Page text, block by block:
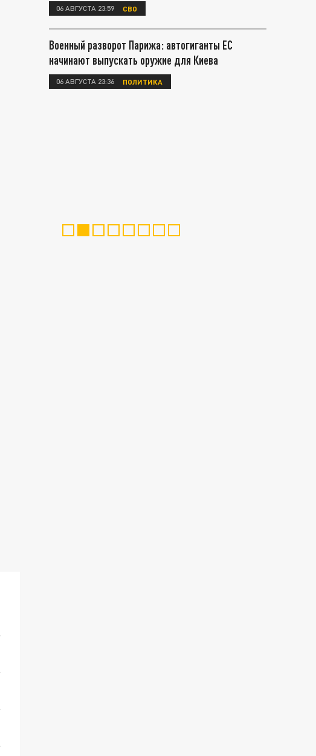
06 АВГУСТА 23:59 СВО
Военный разворот Парижа: автогиганты ЕС
начинают выпускать оружие для Киева
06 АВГУСТА 23:36 ПОЛИТИКА